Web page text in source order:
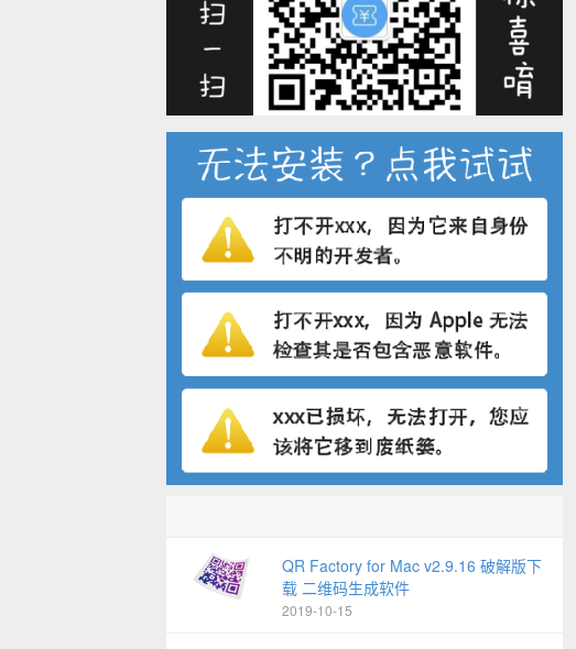
QR Factory for Mac v2.9.16 破解版下
载 二维码生成软件
2019-10-15